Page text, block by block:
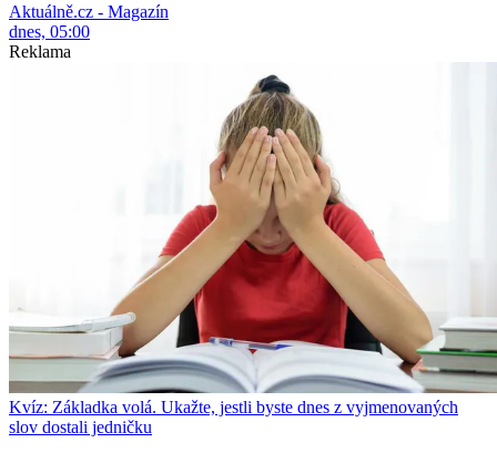
Aktuálně.cz - Magazín
dnes, 05:00
Reklama
Kvíz: Základka volá. Ukažte, jestli byste dnes z vyjmenovaných
slov dostali jedničku